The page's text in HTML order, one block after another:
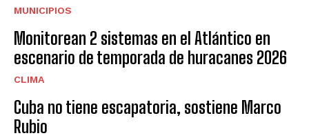
MUNICIPIOS
Monitorean 2 sistemas en el Atlántico en
escenario de temporada de huracanes 2026
CLIMA
Cuba no tiene escapatoria, sostiene Marco
Rubio